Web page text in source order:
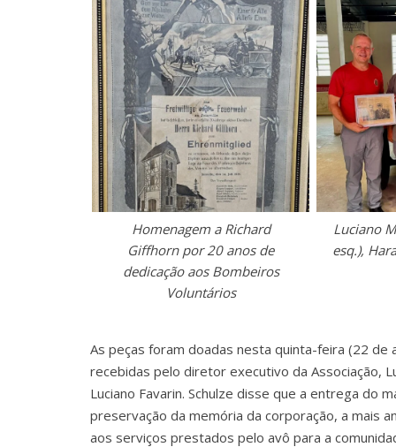
Homenagem a Richard
Giffhorn por 20 anos de
dedicação aos Bombeiros
Voluntários
Luciano
esq.),
As peças foram doadas nesta quinta-feira (22
recebidas pelo diretor executivo da Associação,
Luciano Favarin. Schulze disse que a entrega do
preservação da memória da corporação, a mais
aos serviços prestados pelo avô para a